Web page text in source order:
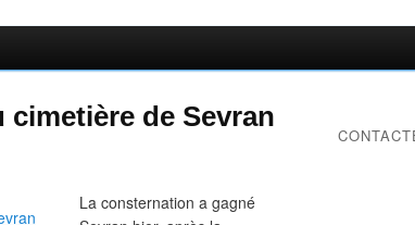
cimetière de Sevran
La consternation a gagné